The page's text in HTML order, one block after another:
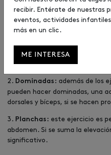
Forum
2. Dominadas: además de los
pueden hacer dominadas, una
dorsales y bíceps, si se hacen
3. Planchas: este ejercicio es
abdomen. Si se suma la
significativo.
recibir. Entérate de nuestras
eventos, actividades
más en un clic.
ME INTERESA